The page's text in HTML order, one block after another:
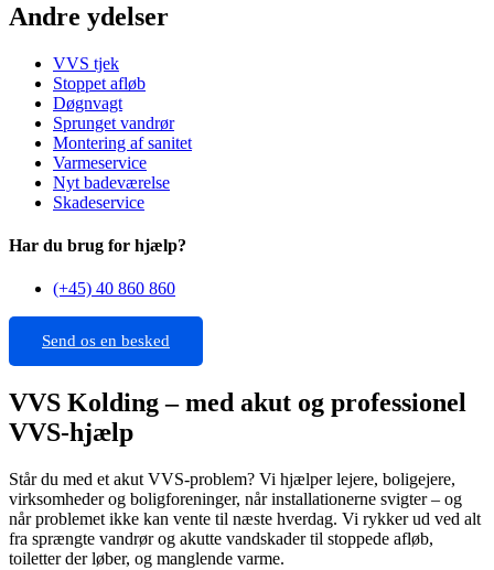
Andre ydelser
VVS tjek
Stoppet afløb
Døgnvagt
Sprunget vandrør
Montering af sanitet
Varmeservice
Nyt badeværelse
Skadeservice
Har du brug for hjælp?
(+45) 40 860 860
Send os en besked
VVS Kolding – med akut og professionel
VVS-hjælp
Står du med et akut VVS-problem? Vi hjælper lejere, boligejere,
virksomheder og boligforeninger, når installationerne svigter – og
når problemet ikke kan vente til næste hverdag. Vi rykker ud ved alt
fra sprængte vandrør og akutte vandskader til stoppede afløb,
toiletter der løber, og manglende varme.